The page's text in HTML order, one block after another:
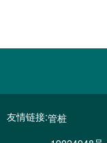
友情链接:管桩
电镀电源